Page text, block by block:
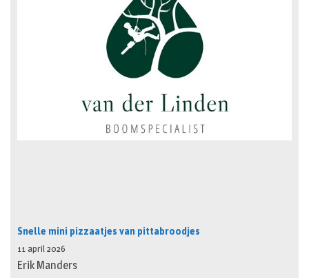
Snelle mini pizzaatjes van pittabroodjes
11 april 2026
Erik Manders